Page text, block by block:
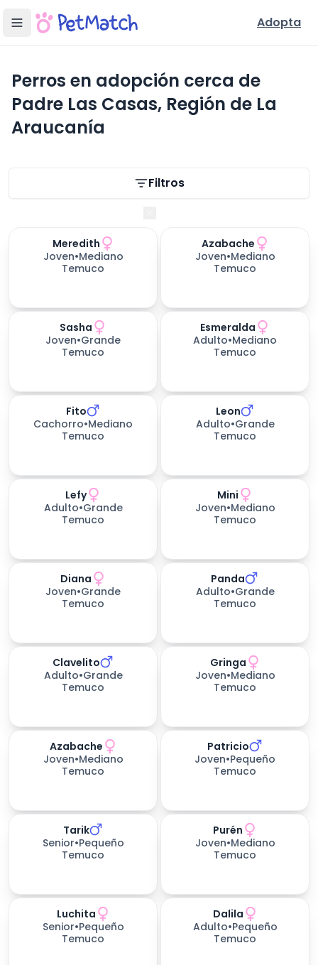
Adopta
Perros en adopción cerca de
Padre Las Casas, Región de La
Araucanía
Filtros
Meredith
Joven•Mediano
Temuco
días esperando
Azabache
Joven•Mediano
Temuco
Sasha
Joven•Grande
Temuco
Esmeralda
Adulto•Mediano
Temuco
Fito
Cachorro•Mediano
Temuco
Leon
Adulto•Grande
Temuco
Lefy
Adulto•Grande
Temuco
Mini
Joven•Mediano
Temuco
Diana
Joven•Grande
Temuco
Panda
Adulto•Grande
Temuco
Clavelito
Adulto•Grande
Temuco
Gringa
Joven•Mediano
Temuco
Azabache
Joven•Mediano
Temuco
Patricio
Joven•Pequeño
Temuco
días esperando
Tarik
Senior•Pequeño
Temuco
días esperando
Purén
Joven•Mediano
Temuco
días esperando
Luchita
Senior•Pequeño
Temuco
días esperando
Dalila
Adulto•Pequeño
Temuco